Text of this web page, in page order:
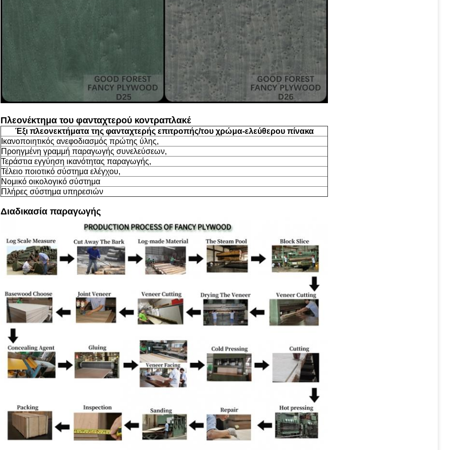
Πλεονέκτημα του φανταχτερού κοντραπλακέ
Έξι πλεονεκτήματα της φανταχτερής επιτροπής/του χρώμα-ελεύθερου πίνακα
Ικανοποιητικός ανεφοδιασμός πρώτης ύλης,
Προηγμένη γραμμή παραγωγής συνελεύσεων,
Τεράστια εγγύηση ικανότητας παραγωγής,
Τέλειο ποιοτικό σύστημα ελέγχου,
Νομικό οικολογικό σύστημα
Πλήρες σύστημα υπηρεσιών
Διαδικασία παραγωγής